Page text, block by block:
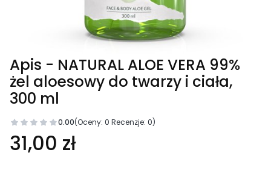
Apis - NATURAL ALOE VERA 99%
żel aloesowy do twarzy i ciała,
300 ml
0.00(Oceny: 0 Recenzje: 0)
31,00 zł